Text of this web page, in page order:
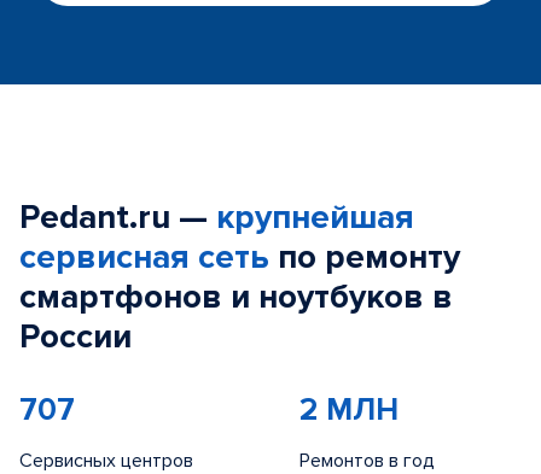
Pedant.ru — крупнейшая
сервисная сеть по ремонту
смартфонов и ноутбуков в
России
707
Сервисных центров
2 МЛН
Ремонтов в год